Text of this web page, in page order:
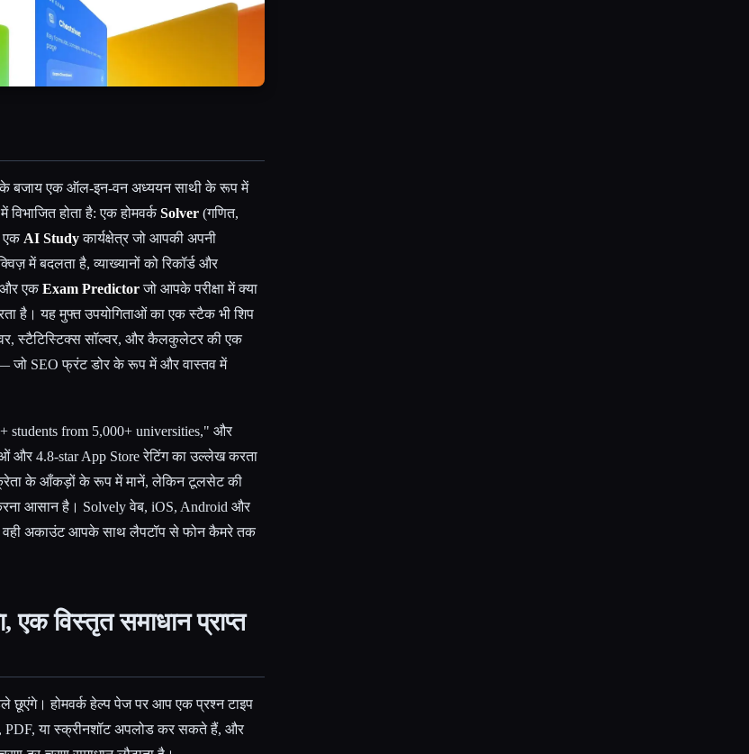
बजाय एक ऑल-इन-वन अध्ययन साथी के रूप में
होता है: एक होमवर्कSolver (गणित,
एक AI Studyकार्यक्षेत्र जो आपकी अपनी
में बदलता है, व्याख्यानों को रिकॉर्ड और
एकExam Predictorजो आपके परीक्षा में क्या
है। यह मुफ्त उपयोगिताओं का एक स्टैक भी शिप
स्टैटिस्टिक्स सॉल्वर, और कैलकुलेटर की एक
— जो SEO फ्रंट डोर के रूप में और वास्तव में
students from 5,000+ universities," और
और 4.8-star App Store रेटिंग का उल्लेख करता
के आँकड़ों के रूप में मानें, लेकिन टूलसेट की
आसान है। Solvely वेब, iOS, Android और
वही अकाउंट आपके साथ लैपटॉप से फोन कैमरे तक
विस्तृत समाधान प्राप्त
छूएंगे। होमवर्क हेल्प पेज पर आप एक प्रश्न टाइप
या स्क्रीनशॉट अपलोड कर सकते हैं, और